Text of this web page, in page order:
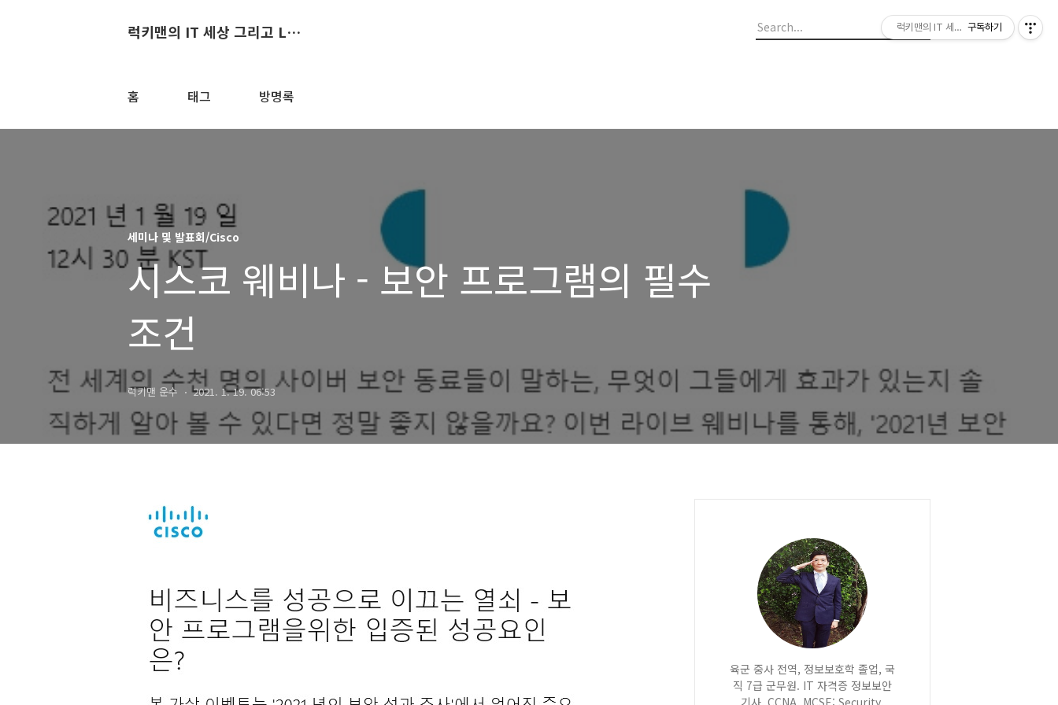
럭키맨의 IT 세상 그리고 Life
홈 태그 방명록
세미나 및 발표회/Cisco
시스코 웨비나 - 보안 프로그램의 필수
조건
럭키맨 운수 2021. 1. 19. 06:53
육군 중사 전역, 정보보호학 졸업, 국
직 7급 군무원. IT 자격증 정보보안
기사, CCNA, MCSE: Security,
럭키맨의 IT 세상 그리고 Life
구독하기